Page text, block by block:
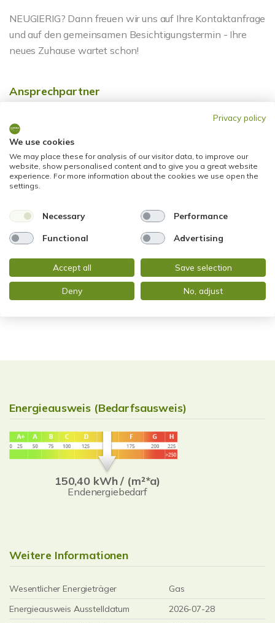
NEUGIERIG? Dann freuen wir uns auf Ihre Kontaktanfrage
und auf den gemeinsamen Besichtigungstermin - Ihre
neues Zuhause wartet schon!
Ansprechpartner
Herr Gabriel Attia
Telefon: +49 611 9742872
Telefax: +49 0611 9742896
info@stadtblick-immobilien.de
Energieausweis (Bedarfsausweis)
150,40 kWh / (m²*a)
Endenergiebedarf
Weitere Informationen
Wesentlicher Energieträger
Gas
Energieausweis Ausstelldatum
2026-07-28
Privacy policy
We use cookies
We may place these for analysis of our visitor data, to improve our
website, show personalised content and to give you a great website
experience. For more information about the cookies we use open the
settings.
Necessary Performance
Functional Advertising
Accept all Save selection
Deny No, adjust